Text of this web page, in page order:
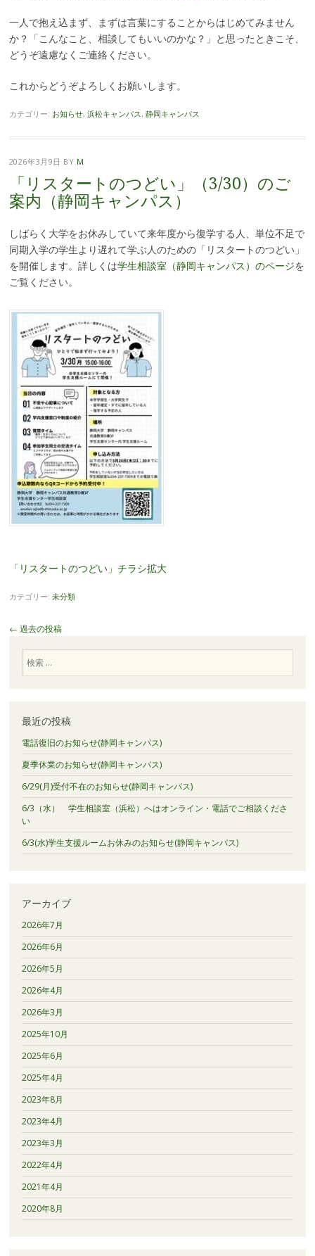
一人で抱え込まず、まずは言葉にすることからはじめてみません
か？ 「こんなこと、相談してもいいのかな？」と思ったときこそ、
どうぞ遠慮なくご連絡ください。
これからどうぞよろしくお願いします。
カテゴリー: お知らせ, 浜松キャンパス, 静岡キャンパス
2026年3月9日 BY M
「リスタートのつどい」（3/30）のご
案内（静岡キャンパス）
しばらく大学をお休みしていて来年度から復学する人、単位不足で
同期入学の学生より遅れて学ぶ人のための「リスタートのつどい」
を開催します。詳しくは学生相談室（静岡キャンパス）のページを
ご覧ください。
「リスタートのつどい」チラシ拡大
カテゴリー: 未分類
投
← 過去の投稿
索
最近の投稿
電話復旧のお知らせ(静岡キャンパス)
夏季休業のお知らせ(静岡キャンパス)
6/29(月)受付不在のお知らせ(静岡キャンパス)
6/3（水） 学生相談室（浜松）へはオンライン・電話でご相談くださ
い
6/3(水)学生支援ルームお休みのお知らせ(静岡キャンパス)
アーカイブ
2026年7月
2026年6月
2026年5月
2026年4月
2026年3月
2025年10月
2025年6月
2025年4月
2023年8月
2023年4月
2023年3月
2022年4月
2021年4月
2020年8月